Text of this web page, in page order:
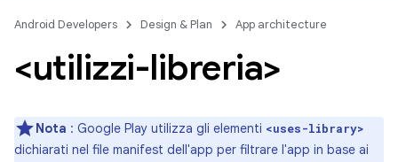
Android Developers Design & Plan App architecture
<utilizzi-libreria>
Nota : Google Play utilizza gli elementi <uses-library>
dichiarati nel file manifest dell'app per filtrare l'app in base ai